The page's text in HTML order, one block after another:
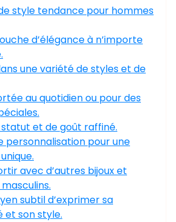
style tendance pour hommes
d’élégance à n’importe
une variété de styles et de
au quotidien ou pour des
et de goût raffiné.
personnalisation pour une
avec d’autres bijoux et
subtil d’exprimer sa
et son style.